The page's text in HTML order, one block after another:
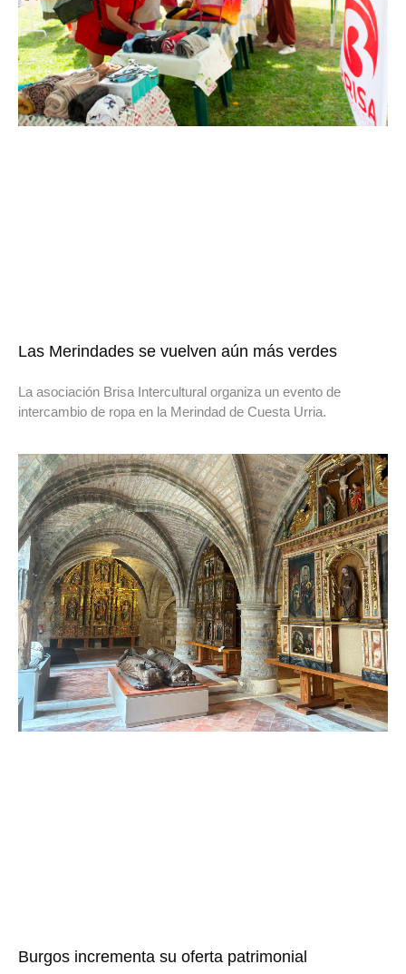
Las Merindades se vuelven aún más verdes
La asociación Brisa Intercultural organiza un evento de
intercambio de ropa en la Merindad de Cuesta Urria.
Burgos incrementa su oferta patrimonial